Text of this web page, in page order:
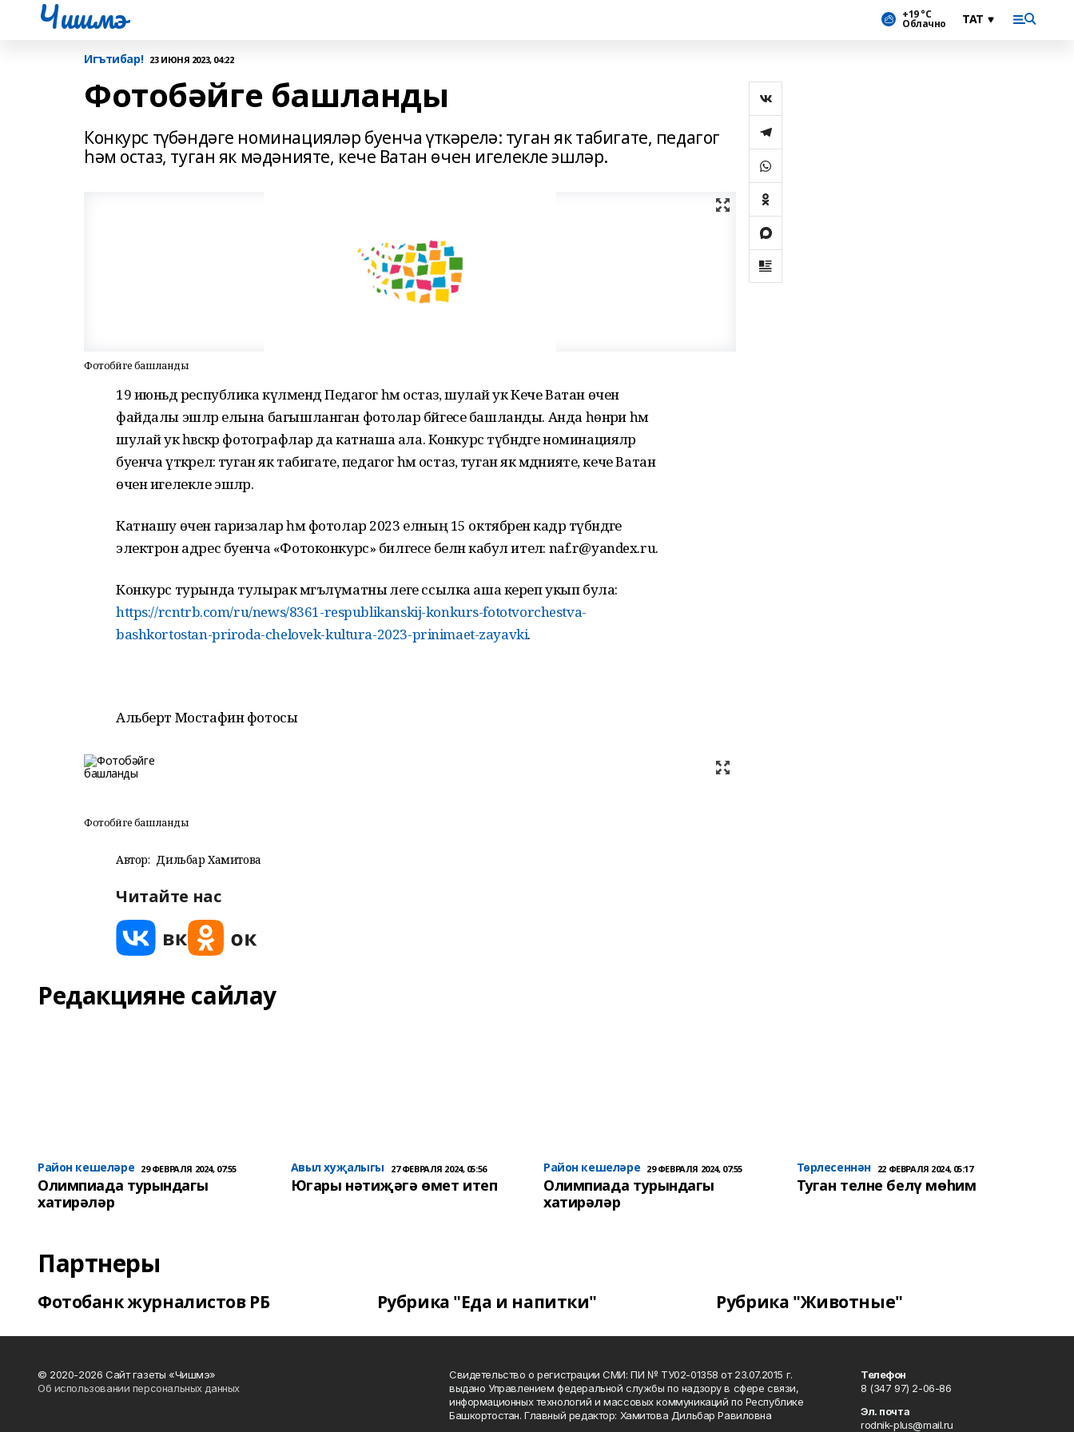
Чишмэ +19 °С
Облачно
Игътибар! 23 ИЮНЯ 2023, 04:22
Фотобәйге башланды
Конкурс түбәндәге номинацияләр буенча үткәрелә: туган як табигате, педагог
һәм остаз, туган як мәдәнияте, кече Ватан өчен игелекле эшләр.
Фотобәйге башланды
19 июньдә республика күләмендә Педагог һәм остаз, шулай ук Кече Ватан өчен
файдалы эшләр елына багышланган фотолар бәйгесе башланды. Анда һөнәри һәм
шулай ук һәвәскәр фотографлар да катнаша ала. Конкурс түбәндәге номинацияләр
буенча үткәрелә: туган як табигате, педагог һәм остаз, туган як мәдәнияте, кече Ватан
өчен игелекле эшләр.
Катнашу өчен гаризалар һәм фотолар 2023 елның 15 октябренә кадәр түбәндәге
электрон адрес буенча «Фотоконкурс» билгесе белән кабул ителә: naf.r@yandex.ru.
Конкурс турында тулырак мәгълүматны әлеге ссылка аша кереп укып була:
https://rcntrb.com/ru/news/8361-respublikanskij-konkurs-fototvorchestva-
bashkortostan-priroda-chelovek-kultura-2023-prinimaet-zayavki.
Альберт Мостафин фотосы
Фотобәйге башланды
Автор: Дильбар Хамитова
Читайте нас
Редакцияне сайлау
Район кешеләре 29 ФЕВРАЛЯ 2024, 07:55
Олимпиада турындагы
хатирәләр
Авыл хуҗалыгы 27 ФЕВРАЛЯ 2024, 05:56
Югары нәтиҗәгә өмет итеп
Район кешеләре 29 ФЕВРАЛЯ 2024, 07:55
Олимпиада турындагы
хатирәләр
Төрлесеннән 22 ФЕВРАЛЯ 2024, 05:17
Туган телне белү мөһим
Партнеры
Фотобанк журналистов РБ Рубрика "Еда и напитки" Рубрика "Животные"
© 2020-2026 Сайт газеты «Чишмэ»
Об использовании персональных данных
Свидетельство о регистрации СМИ: ПИ № ТУ02-01358 от 23.07.2015 г.
выдано Управлением федеральной службы по надзору в сфере связи,
информационных технологий и массовых коммуникаций по Республике
Башкортостан. Главный редактор: Хамитова Дильбар Равиловна
Телефон
8 (347 97) 2-06-86
Эл. почта
rodnik-plus@mail.ru